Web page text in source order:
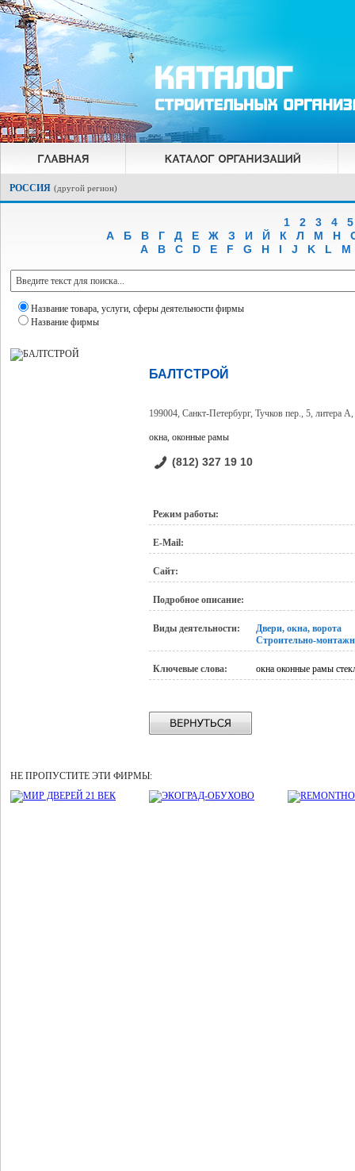
РОССИЯ (другой регион)
1 2 3 4
5
А
Б В Г Д Е Ж З И Й К Л М Н
A
B C D E F G H I J K L M
Название товара, услуги, сферы деятельности фирмы
Название фирмы
БАЛТСТРОЙ
199004, Санкт-Петербург, Тучков пер., 5, литера
окна, оконные рамы
(812) 327 19 10
Режим работы:
E-Mail:
Сайт:
Подробное описание:
Виды деятельности:
Двери, окна, ворота
Строительно-
Ключевые слова: окна оконные рамы
НЕ ПРОПУСТИТЕ ЭТИ ФИРМЫ: